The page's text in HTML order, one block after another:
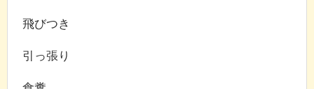
飛びつき
引っ張り